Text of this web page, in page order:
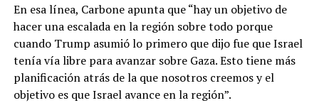
En esa línea, Carbone apunta que “hay un objetivo de
hacer una escalada en la región sobre todo porque
cuando Trump asumió lo primero que dijo fue que Israel
tenía vía libre para avanzar sobre Gaza. Esto tiene más
planificación atrás de la que nosotros creemos y el
objetivo es que Israel avance en la región”.